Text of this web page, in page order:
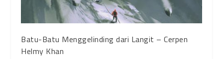
Batu-Batu Menggelinding dari Langit – Cerpen
Helmy Khan